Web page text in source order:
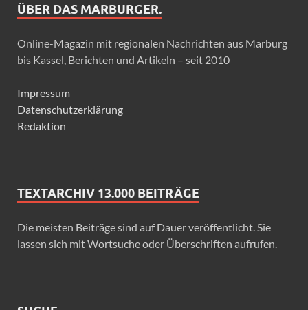
ÜBER DAS MARBURGER.
Online-Magazin mit regionalen Nachrichten aus Marburg
bis Kassel, Berichten und Artikeln – seit 2010
Impressum
Datenschutzerklärung
Redaktion
TEXTARCHIV 13.000 BEITRÄGE
Die meisten Beiträge sind auf Dauer veröffentlicht. Sie
lassen sich mit Wortsuche oder Überschriften aufrufen.